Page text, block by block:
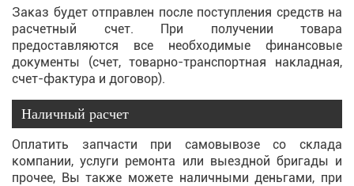
Заказ будет отправлен после поступления средств на
расчетный счет. При получении товара
предоставляются все необходимые финансовые
документы (счет, товарно-транспортная накладная,
счет-фактура и договор).
Наличный расчет
Оплатить запчасти при самовывозе со склада
компании, услуги ремонта или выездной бригады и
прочее, Вы также можете наличными деньгами, при